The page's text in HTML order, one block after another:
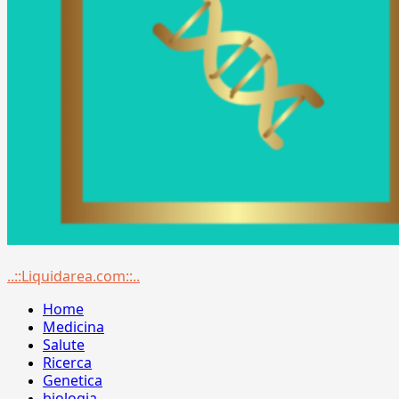
Menu
..::Liquidarea.com::..
Home
Medicina
Salute
Ricerca
Genetica